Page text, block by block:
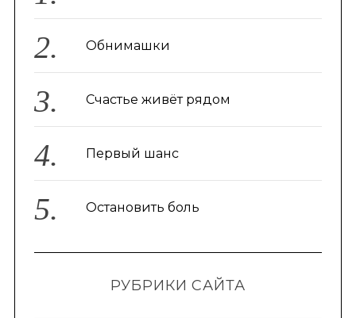
Обнимашки
Счастье живёт рядом
Первый шанс
Остановить боль
РУБРИКИ САЙТА